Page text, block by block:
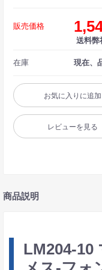
販売価格
送料弊
在庫 現在、
お気に入りに追加
レビューを見る
商品説明
LM204-10